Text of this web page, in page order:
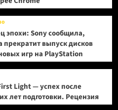
эпохи: Sony сообщила,
прекратит выпуск дисков
игр на PlayStation
Light — успех после
лет подготовки. Рецензия